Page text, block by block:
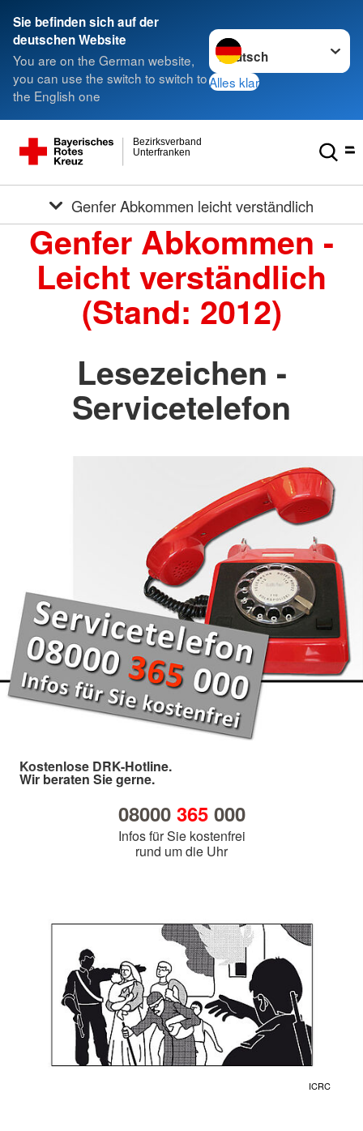
Sie befinden sich auf der
deutschen Website
You are on the German website,
you can use the switch to switch to
the English one
Sprache wechseln zu
Alles klar
Unterfranken
Bezirksverband
Genfer Abkommen leicht verständlich
Genfer Abkommen -
Leicht verständlich
(Stand: 2012)
Lesezeichen -
Servicetelefon
Kostenlose DRK-Hotline.
Wir beraten Sie gerne.
08000 365000
Infos für Sie kostenfrei
rund um die Uhr
ICRC